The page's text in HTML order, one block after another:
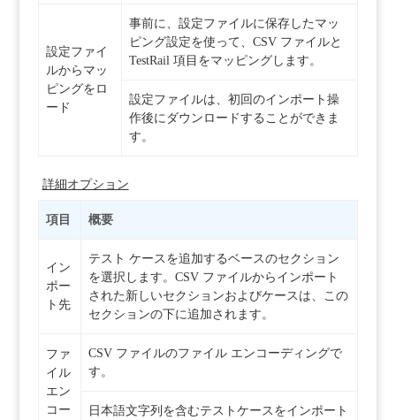
設定ファイ
ルからマッ
ピングをロ
ード
事前に、設定ファイルに保存したマッ
ピング設定を使って、CSV ファイルと
TestRail 項目をマッピングします。
設定ファイルは、初回のインポート操
作後にダウンロードすることができま
す。
詳細オプション
項目 概要
イン
ポー
ト先
テスト ケースを追加するベースのセクション
を選択します。CSV ファイルからインポート
された新しいセクションおよびケースは、この
セクションの下に追加されます。
ファ
イル
エン
コー
CSV ファイルのファイル エンコーディングで
す。
日本語文字列を含むテストケースをインポート